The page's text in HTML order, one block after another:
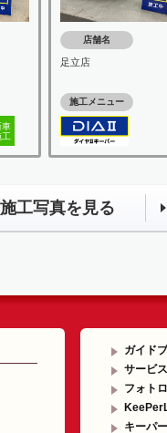
車
工
店舗名
足立店
施工メニュー
工写真を見る
ガイド
サービ
フォト
キーパ